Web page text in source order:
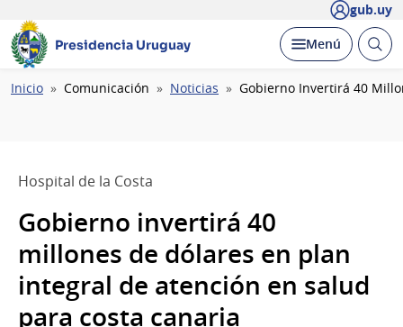
gub.uy
Presidencia Uruguay Desplegar
Menú Abrir
Ruta
Inicio Comunicación Noticias Gobierno Invertirá 40
Hospital de la Costa
Gobierno invertirá 40
millones de dólares en plan
integral de atención en salud
para costa canaria